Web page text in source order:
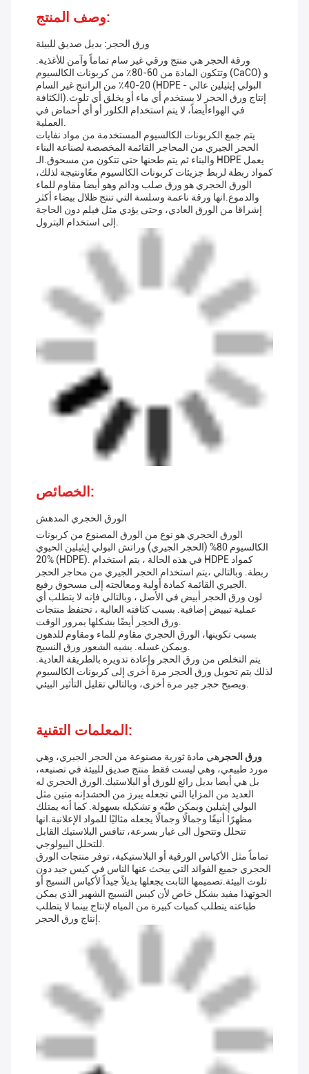
وصف المنتج:
ورق الحجر: بديل صديق للبيئة
ورقة الحجر هي منتج ورقي غير سام تماماً وآمن للأغذية.
وتتكون المادة من 60-80٪ من كربونات الكالسيوم (CaCO) و
20-40٪ من الراتنج غير السام (HDPE - البولي إيثيلين عالي
الكثافة).إنتاج ورق الحجر لا يستخدم أي ماء أو يخلق أي تلوث
في الهواءأيضاً، لا يتم استخدام الكلور أو أي أحماض في
العملية.
يتم جمع الكربونات الكالسيوم المستخدمة من مواد نفايات
الحجر الجيري من المحاجر القائمة المخصصة لصناعة البناء
والبناء ثم يتم طحنها حتى تتكون من مسحوق.الـ HDPE يعمل
كمواد ربطة لربط جزيئات كربونات الكالسيوم معًاونتيجة لذلك،
الورق الحجري هو ورق صلب ودائم وهو أيضا مقاوم للماء
والدموع.انها ورقة ناعمة وسلسة التي تنتج ظلال بيضاء أكثر
إشراقا من الورق العادي، وحتى يؤدي مثل فيلم دون الحاجة
إلى استخدام البترول.
الخصائص:
الورق الحجري المدهش
الورق الحجري هو نوع من الورق المصنوع من كربونات
الكالسيوم 80% (الحجر الجيري) وراتش البولي إيثيلين الحيوي
20% (HDPE). في هذه الحالة ، يتم استخدام HDPE كمواد
ربطة. وبالتالي ،يتم استخدام الحجر الجيري من محاجر الحجر
الجيري القائمة كمادة أولية ومعالجته إلى مسحوق رفيع.
لون ورق الحجر أبيض في الأصل ، وبالتالي فإنه لا يتطلب أي
عملية تبييض إضافية. بسبب كثافته العالية ، تحتفظ منتجات
ورق الحجر أيضًا بشكلها بمرور الوقت.
بسبب تكوينها، الورق الحجري مقاوم للماء ومقاوم للدهون
ويمكن غسله. يشبه الشعور ورق النسيج.
يتم التخلص من ورق الحجر وإعادة تدويره بالطريقة العادية.
لذلك يتم تحويل ورق الحجر مرة أخرى إلى كربونات الكالسيوم
ويصبح حجر جير مرة أخرى، وبالتالي تقليل التأثير البيئي.
المعلمات التقنية:
ورق الحجر هي مادة ثورية مصنوعة من الحجر الجيري، وهي
مورد طبيعي، وهي ليست فقط منتج صديق للبيئة في تصنيعه،
بل هي أيضا بديل رائع للورق أو البلاستيك.الورق الحجري له
العديد من المزايا التي تجعله يبرز من الحشدإنه متين مثل
البولي إيثيلين ويمكن طيّه و تشكيله بسهولة. كما أنه يمتلك
مظهرًا أنيقًا وجمالًا وجمالًا يجعله مثاليًا للمواد الإعلانية.انها
تتحلل وتتحول الى غبار بسرعة، تنافس البلاستيك القابل
للتحلل البيولوجي.
تماماً مثل الأكياس الورقية أو البلاستيكية، توفر منتجات الورق
الحجري جميع الفوائد التي يبحث عنها الناس في كيس جيد دون
تلوث البيئة.تصميمها الثابت يجعلها بديلاً جيداً لأكياس النسيج أو
الجوتهذا مفيد بشكل خاص لأن كيس النسيج الشهير الذي يمكن
طباعته يتطلب كميات كبيرة من المياه لإنتاج بينما لا يتطلب
إنتاج ورق الحجر.